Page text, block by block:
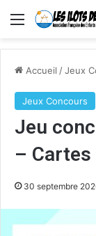
Menu
Accueil /Jeux
Jeux Concours
Jeu
– Cartes
30 septembre